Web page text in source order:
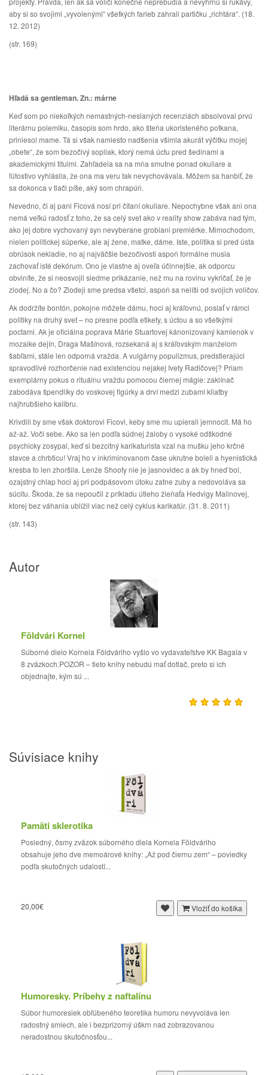
aby si so svojimi „vyvolenými“ všetkých farieb zahrali partičku „richtára“. (18.
12. 2012)
(str. 169)
Hľadá sa gentleman. Zn.: márne
Keď som po niekoľkých nemastných-neslaných recenziách absolvoval prvú
literárnu polemiku, časopis som hrdo, ako šteňa ukoristeného potkana,
priniesol mame. Tá si však namiesto nadšenia všimla akurát výčitku mojej
„obete“, že som bezočivý sopliak, ktorý nemá úctu pred šedinami a
akademickými titulmi. Zahľadela sa na mňa smutne ponad okuliare a
ľútostivo vyhlásila, že ona ma veru tak nevychovávala. Môžem sa hanbiť, že
sa dokonca v tlači píše, aký som chrapúň.
Nevedno, či aj pani Ficová nosí pri čítaní okuliare. Nepochybne však ani ona
nemá veľkú radosť z toho, že sa celý svet ako v reality show zabáva nad tým,
ako jej dobre vychovaný syn nevyberane grobiani premiérke. Mimochodom,
nielen politickej súperke, ale aj žene, matke, dáme. Iste, politika si pred ústa
obrúsok nekladie, no aj najväčšie bezočivosti aspoň formálne musia
zachovať isté dekórum. Ono je vlastne aj oveľa účinnejšie, ak odporcu
obviníte, že si neosvojil siedme prikázanie, než mu na rovinu vykričať, že je
zlodej. No a čo? Zlodeji sme predsa všetci, aspoň sa nelíši od svojich voličov.
Ak dodržíte bontón, pokojne môžete dámu, hoci aj kráľovnú, poslať v rámci
politiky na druhý svet – no presne podľa etikety, s úctou a so všetkými
poctami. Ak je oficiálna poprava Márie Stuartovej kánonizovaný kamienok v
mozaike dejín, Draga Mašínová, rozsekaná aj s kráľovským manželom
šabľami, stále len odporná vražda. A vulgárny populizmus, predstierajúci
spravodlivé rozhorčenie nad existenciou nejakej Ivety Radičovej? Priam
exemplárny pokus o rituálnu vraždu pomocou čiernej mágie: zaklínač
zabodáva špendlíky do voskovej figúrky a drví medzi zubami kliatby
najhrubšieho kalibru.
Krivdili by sme však doktorovi Ficovi, keby sme mu upierali jemnocit. Má ho
až-až. Voči sebe. Ako sa len podľa súdnej žaloby o vysoké odškodné
psychicky zosypal, keď si bezcitný karikaturista vzal na mušku jeho krčné
stavce a chrbticu! Vraj ho v inkriminovanom čase ukrutne boleli a hyenistická
kresba to len zhoršila. Lenže Shooty nie je jasnovidec a ak by hneď bol,
ozajstný chlap hoci aj pri podpásovom útoku zatne zuby a nedovoláva sa
súcitu. Škoda, že sa nepoučil z príkladu útleho žieňaťa Hedvigy Malinovej,
ktorej bez váhania ublížil viac než celý cyklus karikatúr. (31. 8. 2011)
(str. 143)
Autor
Földvári Kornel
Súborné dielo Kornela Földváriho vyšlo vo vydavateľstve KK Bagala v
8 zväzkoch.POZOR – tieto knihy nebudú mať dotlač, preto si ich
objednajte, kým sú ...
Súvisiace knihy
Pamäti sklerotika
Posledný, ôsmy zväzok súborného diela Kornela Földváriho
obsahuje jeho dve memoárové knihy: „Až pod čiernu zem“ – poviedky
podľa skutočných udalostí...
20,00€ Vložiť do košíka
Humoresky. Príbehy z naftalínu
Súbor humoresiek obľúbeného teoretika humoru nevyvoláva len
radostný smiech, ale i bezprizorný úškrn nad zobrazovanou
neradostnou skutočnosťou...